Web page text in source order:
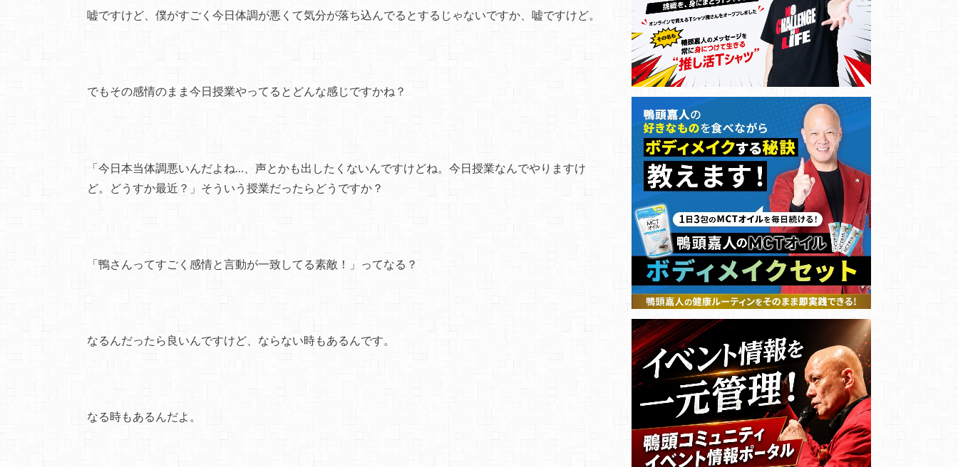
嘘ですけど、僕がすごく今日体調が悪くて気分が落ち込んでるとするじゃないですか、嘘ですけど。
でもその感情のまま今日授業やってるとどんな感じですかね？
「今日本当体調悪いんだよね…、声とかも出したくないんですけどね。今日授業なんでやりますけ
ど。どうすか最近？」そういう授業だったらどうですか？
「鴨さんってすごく感情と言動が一致してる素敵！」ってなる？
なるんだったら良いんですけど、ならない時もあるんです。
なる時もあるんだよ。